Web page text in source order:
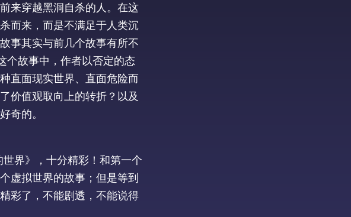
来穿越黑洞自杀的人。在这
而来，而是不满足于人类沉
事其实与前几个故事有所不
个故事中，作者以否定的态
直面现实世界、直面危险而
价值观取向上的转折？以及
奇的。
界》，十分精彩！和第一个
虚拟世界的故事；但是等到
彩了，不能剧透，不能说得